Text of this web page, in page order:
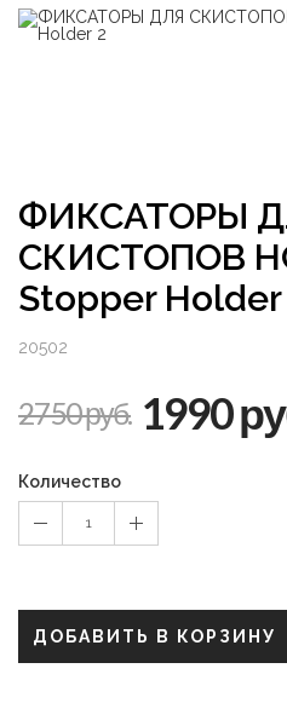
ФИКСАТОРЫ
СКИСТОПОВ
Stopper Holder
20502
2750 руб. 1990
Количество
1
ДОБАВИТЬ В КОРЗИНУ